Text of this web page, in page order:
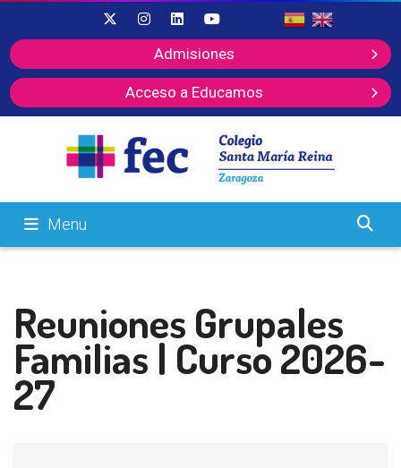
Admisiones
Acceso a Educamos
Menu
Reuniones Grupales
Familias | Curso 2026-
27